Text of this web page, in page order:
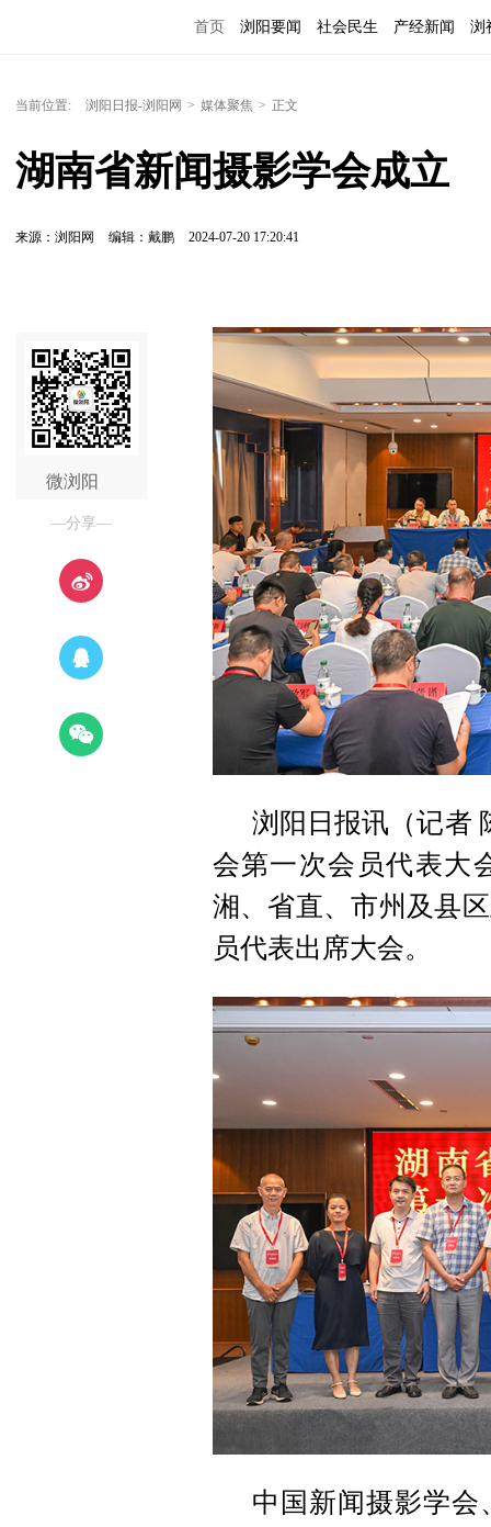
首页 浏阳要闻 社会民生 产经新闻 浏
当前位置: 浏阳日报-浏阳网 > 媒体聚焦 > 正文
湖南省新闻摄影学会成立
来源：浏阳网 编辑：戴鹏 2024-07-20 17:20:41
微浏阳
—分享—
浏阳日报讯（记者
会第一次会员代表大
湘、省直、市州及县
员代表出席大会。
中国新闻摄影学